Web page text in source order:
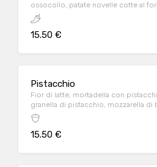
ossocollo, patate novelle cotte al
EVO aromatizzato all'habanero
15.50 €
Pistacchio
Fior di latte, mortadella con
granella di pistacchio, mozzarella di
15.50 €